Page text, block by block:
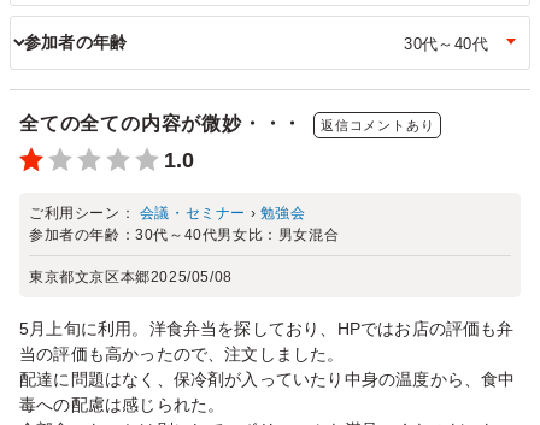
参加者の年齢
全ての全ての内容が微妙・・・ 返信コメントあり
1.0
ご利用シーン： 会議・セミナー › 勉強会
参加者の年齢：30代～40代男女比： 男女混合
東京都文京区本郷2025/05/08
5月上旬に利用。洋食弁当を探しており、HPではお店の評価も弁
当の評価も高かったので、注文しました。
配達に問題はなく、保冷剤が入っていたり中身の温度から、食中
毒への配慮は感じられた。